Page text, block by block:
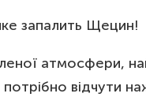
запалить Щецин!
атмосфери,
відчути